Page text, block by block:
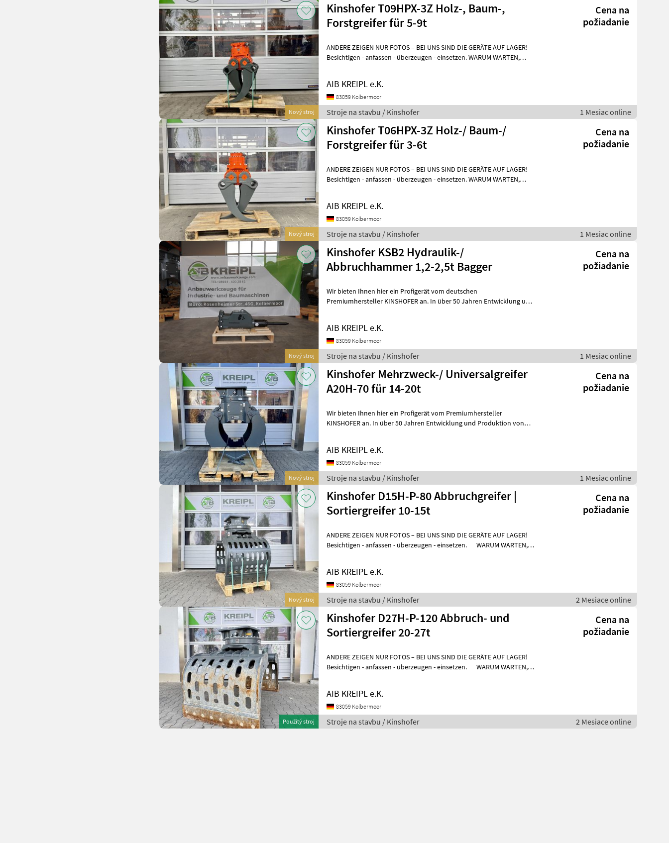
Nový stroj
Kinshofer T09HPX-3Z Holz-, Baum-,
Forstgreifer für 5-9t
Cena na
požiadanie
ANDERE ZEIGEN NUR FOTOS – BEI UNS SIND DIE GERÄTE AUF LAGER!
Besichtigen - anfassen - überzeugen - einsetzen. WARUM WARTEN,
AIB KREIPL e.K.
83059 Kolbermoor
Stroje na stavbu / Kinshofer 1 Mesiac online
Nový stroj
Kinshofer T06HPX-3Z Holz-/ Baum-/
Forstgreifer für 3-6t
Cena na
požiadanie
ANDERE ZEIGEN NUR FOTOS – BEI UNS SIND DIE GERÄTE AUF LAGER!
Besichtigen - anfassen - überzeugen - einsetzen. WARUM WARTEN,
AIB KREIPL e.K.
83059 Kolbermoor
Stroje na stavbu / Kinshofer 1 Mesiac online
Nový stroj
Kinshofer KSB2 Hydraulik-/
Abbruchhammer 1,2-2,5t Bagger
Cena na
požiadanie
Wir bieten Ihnen hier ein Profigerät vom deutschen
Premiumhersteller KINSHOFER an. In über 50 Jahren Entwicklung und
AIB KREIPL e.K.
83059 Kolbermoor
Stroje na stavbu / Kinshofer 1 Mesiac online
Nový stroj
Kinshofer Mehrzweck-/ Universalgreifer
A20H-70 für 14-20t
Cena na
požiadanie
Wir bieten Ihnen hier ein Profigerät vom Premiumhersteller
KINSHOFER an. In über 50 Jahren Entwicklung und Produktion von
AIB KREIPL e.K.
83059 Kolbermoor
Stroje na stavbu / Kinshofer 1 Mesiac online
Nový stroj
Kinshofer D15H-P-80 Abbruchgreifer |
Sortiergreifer 10-15t
Cena na
požiadanie
ANDERE ZEIGEN NUR FOTOS – BEI UNS SIND DIE GERÄTE AUF LAGER!
Besichtigen - anfassen - überzeugen - einsetzen. WARUM WARTEN,
AIB KREIPL e.K.
83059 Kolbermoor
Stroje na stavbu / Kinshofer 2 Mesiace online
Použitý stroj
Kinshofer D27H-P-120 Abbruch- und
Sortiergreifer 20-27t
Cena na
požiadanie
ANDERE ZEIGEN NUR FOTOS – BEI UNS SIND DIE GERÄTE AUF LAGER!
Besichtigen - anfassen - überzeugen - einsetzen. WARUM WARTEN,
AIB KREIPL e.K.
83059 Kolbermoor
Stroje na stavbu / Kinshofer 2 Mesiace online